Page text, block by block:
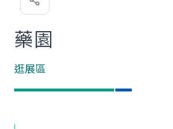
歡
藥園
逛展區